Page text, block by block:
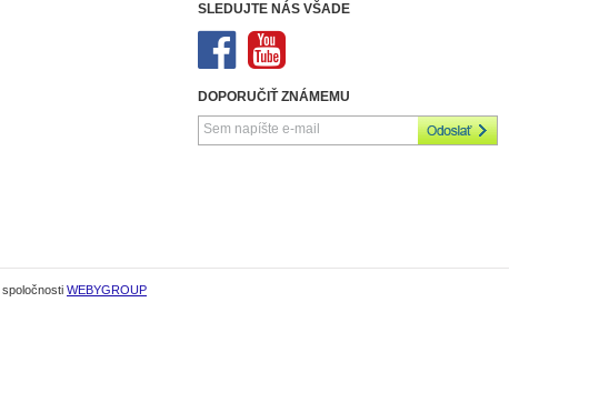
SLEDUJTE NÁS VŠADE
DOPORUČIŤ ZNÁMEMU
spoločnosti WEBYGROUP